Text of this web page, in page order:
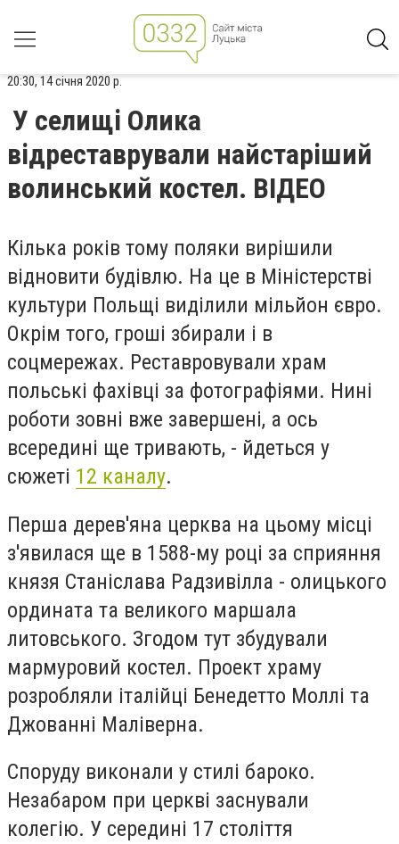
20:30, 14 січня 2020 р.
У селищі Олика
відреставрували найстаріший
волинський костел. ВІДЕО
Кілька років тому поляки вирішили
відновити будівлю. На це в Міністерстві
культури Польщі виділили мільйон євро.
Окрім того, гроші збирали і в
соцмережах. Реставровували храм
польські фахівці за фотографіями. Нині
роботи зовні вже завершені, а ось
всередині ще тривають, - йдеться у
сюжеті 12 каналу.
Перша дерев'яна церква на цьому місці
з'явилася ще в 1588-му році за сприяння
князя Станіслава Радзивілла - олицького
ордината та великого маршала
литовського. Згодом тут збудували
мармуровий костел. Проект храму
розробляли італійці Бенедетто Моллі та
Джованні Маліверна.
Споруду виконали у стилі бароко.
Незабаром при церкві заснували
колегію. У середині 17 століття